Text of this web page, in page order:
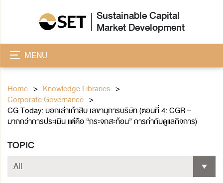
Sustainable Capital
Market Development
MENU
Home
Knowledge Libraries
Corporate Governance
CG Today: บอกเล่าเก้าสิบ เลขานุการบริษัท (ตอนที่ 4: CGR –
มากกว่าการประเมิน แต่คือ “กระจกสะท้อน” การกำกับดูแลกิจการ)
TOPIC